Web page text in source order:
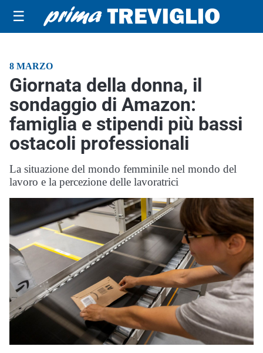
☰
8 MARZO
Giornata della donna, il
sondaggio di Amazon:
famiglia e stipendi più bassi
ostacoli professionali
La situazione del mondo femminile nel mondo del
lavoro e la percezione delle lavoratrici